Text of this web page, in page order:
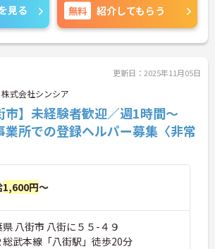
当アドバイザーまでお問い合わ
見る 無料 紹介してもらう
更新日：2025年11月05日
株式会社シンシア
市】未経験者歓迎／週1時間～
業所での登録ヘルパー募集〈非常
1,600円～
八街市 八街に５５-４９
総武本線「八街駅」徒歩20分